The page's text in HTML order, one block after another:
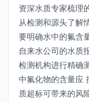
资深水质专家梳理
从检测和源头了解
要明确水中的氟含
自来水公司的水质
检测机构进行精确
中氟化物的含量应
质超标可带来的风